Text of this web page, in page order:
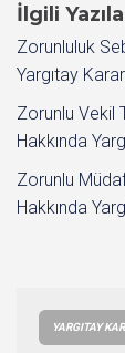
İlgili
Zorunluluk
Yargıtay
Zorunlu Vekil
Hakkında
Zorunlu
Hakkında
YARGITAY